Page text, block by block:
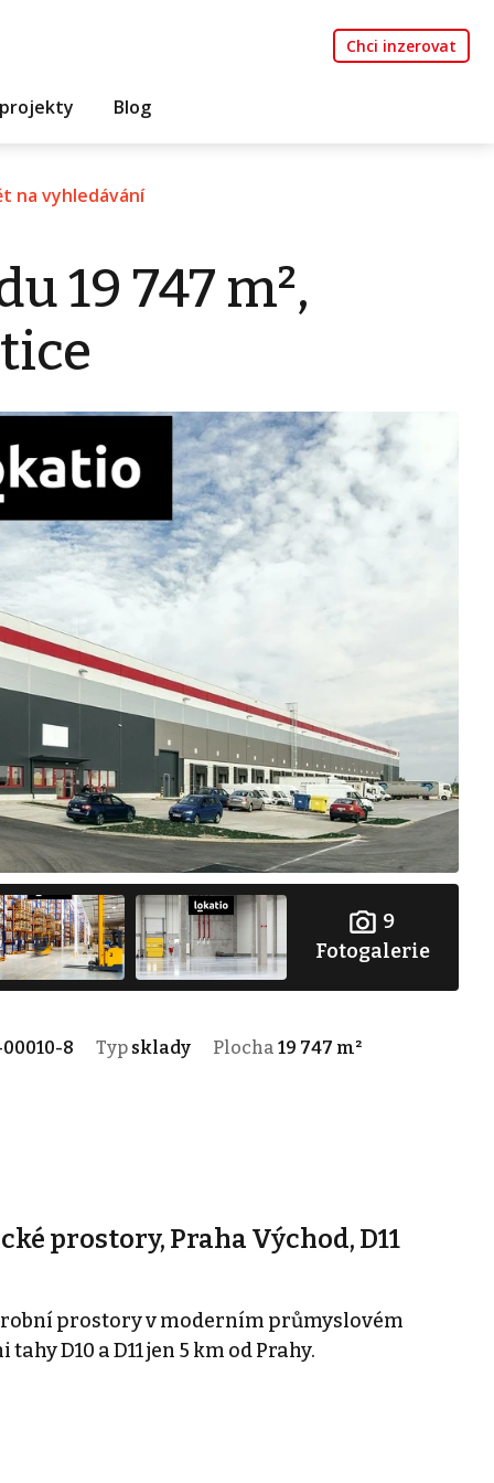
Chci inzerovat
Blog
na vyhledávání
19 747 m²,
9
Fotogalerie
00010-8 Typ sklady Plocha 19 747 m²
prostory, Praha Východ, D11
prostory v moderním průmyslovém
D10 a D11 jen 5 km od Prahy.